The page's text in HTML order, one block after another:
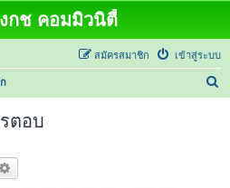
กช คอมมิวนิตี้
เข้าสู่ระบบ
สมัครสมาชิก
ตอบ
า